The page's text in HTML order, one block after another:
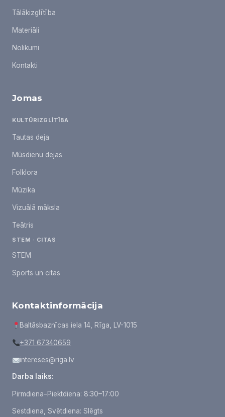
Tālākizglītība
Materiāli
Nolikumi
Kontakti
Jomas
KULTŪRIZGLĪTĪBA
Tautas deja
Mūsdienu dejas
Folklora
Mūzika
Vizuālā māksla
Teātris
STEM · CITAS
STEM
Sports un citas
Kontaktinformācija
Baltāsbaznīcas iela 14, Rīga, LV-1015
+371 67340659
intereses@riga.lv
Darba laiks:
Pirmdiena–Piektdiena: 8:30–17:00
Sestdiena, Svētdiena: Slēgts